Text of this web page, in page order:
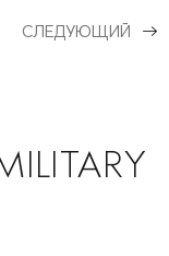
СЛЕДУЮЩИЙ